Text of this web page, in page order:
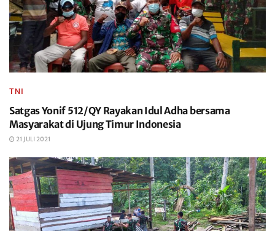
TNI
Satgas Yonif 512/QY Rayakan Idul Adha bersama
Masyarakat di Ujung Timur Indonesia
21 JULI 2021